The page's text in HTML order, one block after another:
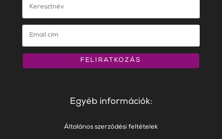
FELIRATKOZÁS
Egyéb információk:
Általános szerződési feltételek